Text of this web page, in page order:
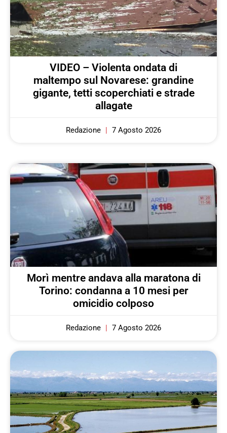
VIDEO – Violenta ondata di
maltempo sul Novarese: grandine
gigante, tetti scoperchiati e strade
allagate
Redazione 7 Agosto 2026
Morì mentre andava alla maratona di
Torino: condanna a 10 mesi per
omicidio colposo
Redazione 7 Agosto 2026